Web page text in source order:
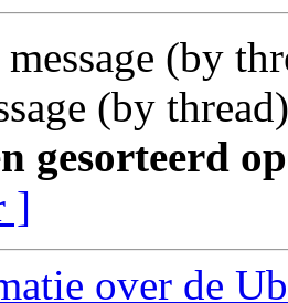
(by
(by
gesorteerd
]
over de